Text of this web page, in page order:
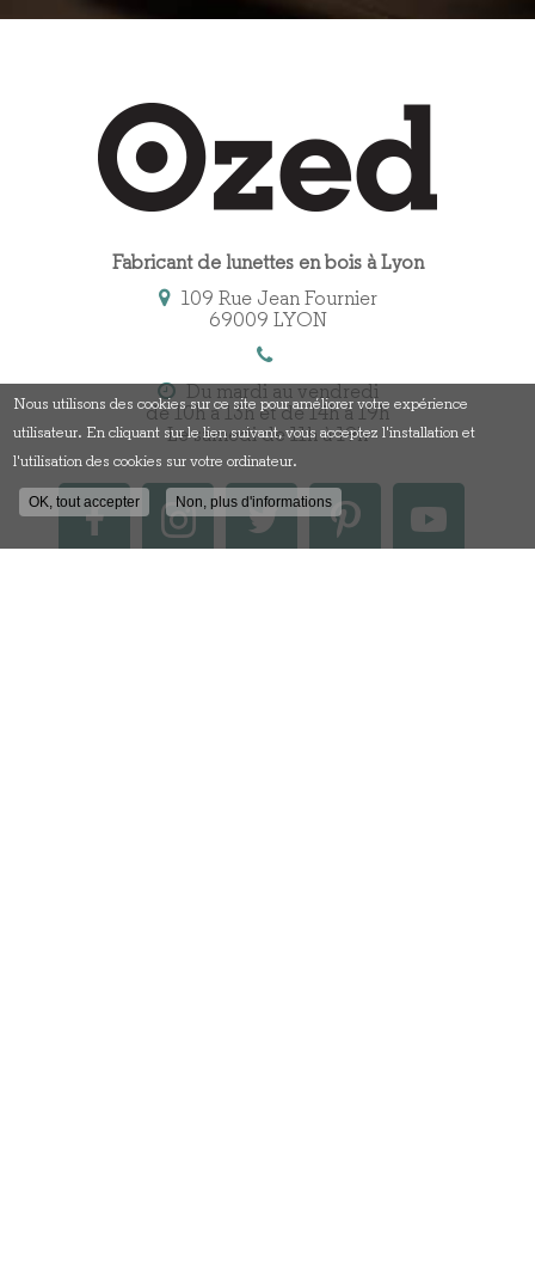
Fabricant de lunettes en bois à Lyon
109 Rue Jean Fournier
69009 LYON
Du mardi au vendredi
de 10h à 13h et de 14h à 19h
Le samedi de 11h à 19h
Nous utilisons des cookies sur ce site pour améliorer votre expérience
utilisateur. En cliquant sur le lien suivant, vous acceptez l'installation et
l'utilisation des cookies sur votre ordinateur.
OK, tout accepter Non, plus d'informations